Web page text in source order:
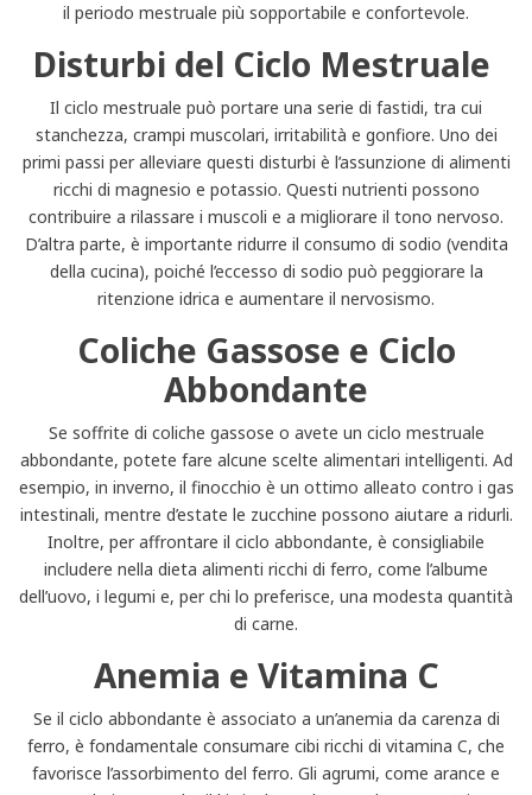
il periodo mestruale più sopportabile e confortevole.
Disturbi del Ciclo Mestruale
Il ciclo mestruale può portare una serie di fastidi, tra cui
stanchezza, crampi muscolari, irritabilità e gonfiore. Uno dei
primi passi per alleviare questi disturbi è l’assunzione di alimenti
ricchi di magnesio e potassio. Questi nutrienti possono
contribuire a rilassare i muscoli e a migliorare il tono nervoso.
D’altra parte, è importante ridurre il consumo di sodio (vendita
della cucina), poiché l’eccesso di sodio può peggiorare la
ritenzione idrica e aumentare il nervosismo.
Coliche Gassose e Ciclo
Abbondante
Se soffrite di coliche gassose o avete un ciclo mestruale
abbondante, potete fare alcune scelte alimentari intelligenti. Ad
esempio, in inverno, il finocchio è un ottimo alleato contro i gas
intestinali, mentre d’estate le zucchine possono aiutare a ridurli.
Inoltre, per affrontare il ciclo abbondante, è consigliabile
includere nella dieta alimenti ricchi di ferro, come l’albume
dell’uovo, i legumi e, per chi lo preferisce, una modesta quantità
di carne.
Anemia e Vitamina C
Se il ciclo abbondante è associato a un’anemia da carenza di
ferro, è fondamentale consumare cibi ricchi di vitamina C, che
favorisce l’assorbimento del ferro. Gli agrumi, come arance e